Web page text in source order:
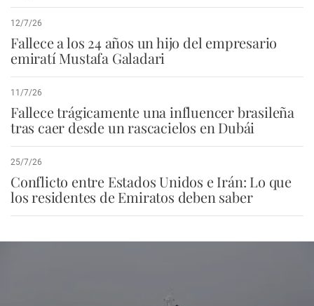
12/7/26
Fallece a los 24 años un hijo del empresario
emiratí Mustafa Galadari
11/7/26
Fallece trágicamente una influencer brasileña
tras caer desde un rascacielos en Dubái
25/7/26
Conflicto entre Estados Unidos e Irán: Lo que
los residentes de Emiratos deben saber